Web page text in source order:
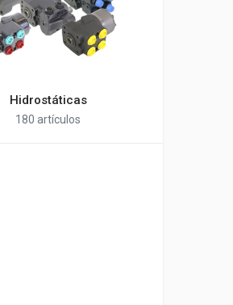
Hidrostáticas
180 artículos